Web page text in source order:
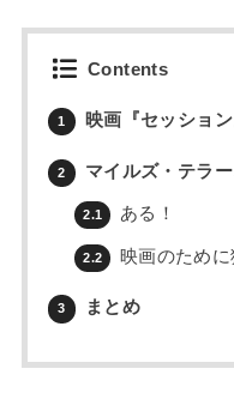
Contents
1 映画『セッショ
2 マイルズ・テラ
2.1 ある！
2.2 映画のために
3 まとめ